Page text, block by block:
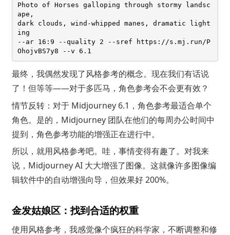
Photo of Horses galloping through stormy landsc
ape,
dark clouds, wind-whipped manes, dramatic light
ing
--ar 16:9 --quality 2 --sref https://s.mj.run/P
最终，我偶然发现了风格参考的概念。现在我们有话说
了！但等等——对于多匹马，角色参考会不会更有效？
情节反转：对于 Midjourney 6.1，角色参考最适合单个
角色。是的，Midjourney 团队在他们的每周办公时间中
提到，角色参考功能的增强正在进行中。
所以，就用风格参考吧。哇，事情变得有趣了。对我来
说，Midjourney AI 大大增强了图像。这就像许多图像编
辑软件中的自动增强向导，但效果好 200%。
金发姑娘区：找到合适的权重
使用风格参考，我感觉像个疯狂的科学家，不断调整和修